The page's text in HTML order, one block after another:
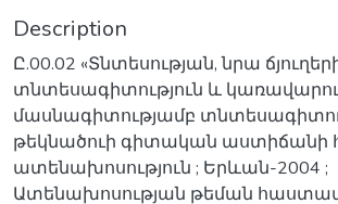
Description
Ը.00.02 «Տնտեսության, նրա
տնտեսագիտություն և
մասնագիտությամբ
թեկնածուի գիտական աստիճանի
ատենախոսություն ; Երևան-2004 ;
Ատենախոսության թեման